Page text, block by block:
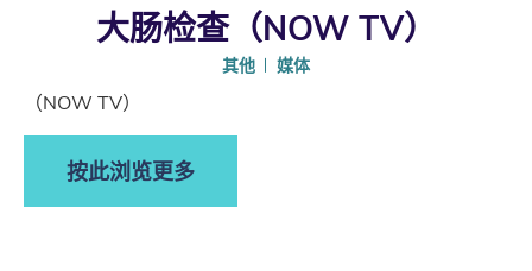
大肠检查（NOW TV）
其他 媒体
（NOW TV）
按此浏览更多